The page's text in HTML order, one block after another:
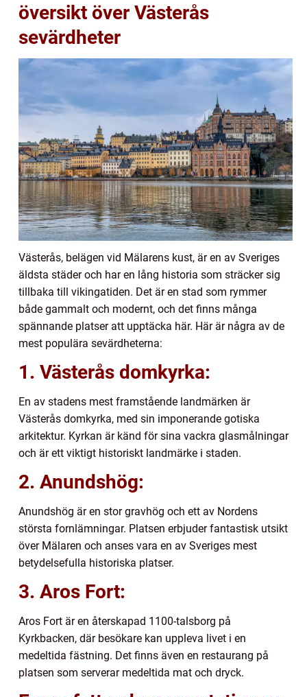
översikt över Västerås
sevärdheter
Västerås, belägen vid Mälarens kust, är en av Sveriges
äldsta städer och har en lång historia som sträcker sig
tillbaka till vikingatiden. Det är en stad som rymmer
både gammalt och modernt, och det finns många
spännande platser att upptäcka här. Här är några av de
mest populära sevärdheterna:
1. Västerås domkyrka:
En av stadens mest framstående landmärken är
Västerås domkyrka, med sin imponerande gotiska
arkitektur. Kyrkan är känd för sina vackra glasmålningar
och är ett viktigt historiskt landmärke i staden.
2. Anundshög:
Anundshög är en stor gravhög och ett av Nordens
största fornlämningar. Platsen erbjuder fantastisk utsikt
över Mälaren och anses vara en av Sveriges mest
betydelsefulla historiska platser.
3. Aros Fort:
Aros Fort är en återskapad 1100-talsborg på
Kyrkbacken, där besökare kan uppleva livet i en
medeltida fästning. Det finns även en restaurang på
platsen som serverar medeltida mat och dryck.